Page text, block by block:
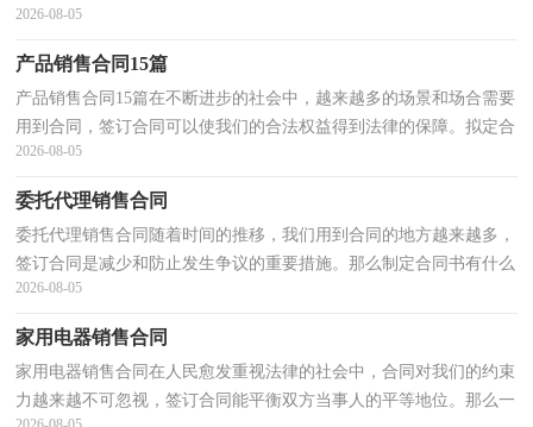
有什么需要注意的呢？以下是小编为大家整理的医疗器...
2026-08-05
产品销售合同15篇
产品销售合同15篇在不断进步的社会中，越来越多的场景和场合需要
用到合同，签订合同可以使我们的合法权益得到法律的保障。拟定合
同的注意事项有许多，你确定会写吗？以下是小编为大...
2026-08-05
委托代理销售合同
委托代理销售合同随着时间的推移，我们用到合同的地方越来越多，
签订合同是减少和防止发生争议的重要措施。那么制定合同书有什么
需要注意的呢？下面是小编收集整理的委托代理销售...
2026-08-05
家用电器销售合同
家用电器销售合同在人民愈发重视法律的社会中，合同对我们的约束
力越来越不可忽视，签订合同能平衡双方当事人的平等地位。那么一